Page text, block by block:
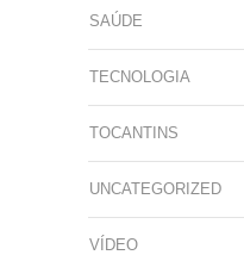
SAÚDE
TECNOLOGIA
TOCANTINS
UNCATEGORIZED
VÍDEO